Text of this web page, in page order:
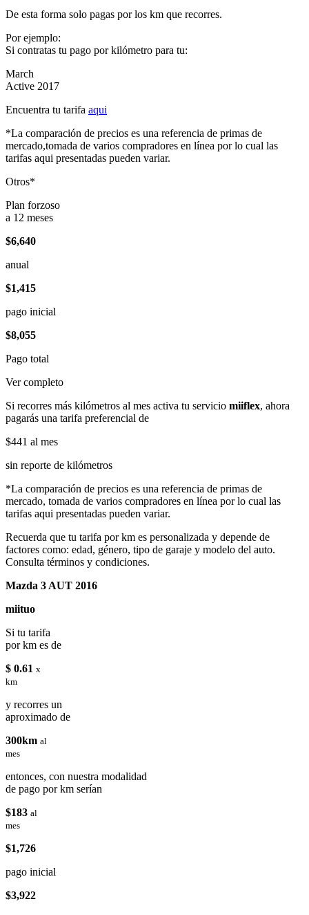
De esta forma solo pagas por los km que recorres.
Por ejemplo:
Si contratas tu pago por kilómetro para tu:
March
Active 2017
Encuentra tu tarifa aqui
*La comparación de precios es una referencia de primas de
mercado,tomada de varios compradores en línea por lo cual las
tarifas aqui presentadas pueden variar.
Otros*
Plan forzoso
a 12 meses
$6,640
anual
$1,415
pago inicial
$8,055
Pago total
Ver completo
Si recorres más kilómetros al mes activa tu servicio miiflex, ahora
pagarás una tarifa preferencial de
$441 al mes
sin reporte de kilómetros
*La comparación de precios es una referencia de primas de
mercado, tomada de varios compradores en línea por lo cual las
tarifas aqui presentadas pueden variar.
Recuerda que tu tarifa por km es personalizada y depende de
factores como: edad, género, tipo de garaje y modelo del auto.
Consulta términos y condiciones.
Mazda 3 AUT 2016
miituo
Si tu tarifa
por km es de
$ 0.61 x
km
y recorres un
aproximado de
300km al
mes
entonces, con nuestra modalidad
de pago por km serían
$183 al
mes
$1,726
pago inicial
$3,922